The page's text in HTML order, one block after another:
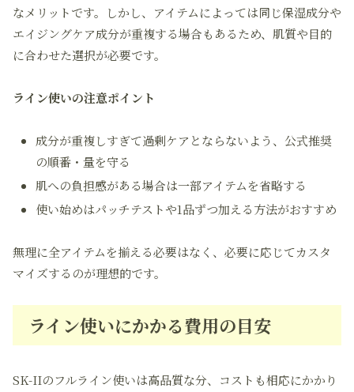
なメリットです。しかし、アイテムによっては同じ保湿成分や
エイジングケア成分が重複する場合もあるため、肌質や目的
に合わせた選択が必要です。
ライン使いの注意ポイント
成分が重複しすぎて過剰ケアとならないよう、公式推奨
の順番・量を守る
肌への負担感がある場合は一部アイテムを省略する
使い始めはパッチテストや1品ずつ加える方法がおすすめ
無理に全アイテムを揃える必要はなく、必要に応じてカスタ
マイズするのが理想的です。
ライン使いにかかる費用の目安
SK-IIのフルライン使いは高品質な分、コストも相応にかかり